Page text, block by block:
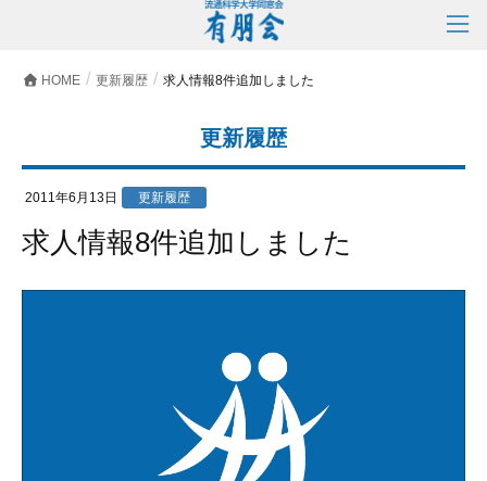
HOME 更新履歴 求人情報8件追加しました
更新履歴
2011年6月13日 更新履歴
求人情報8件追加しました